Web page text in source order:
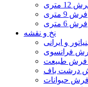
12 متری
فرش 9 متری
فرش 6 متری
نخ و نقشه
و ایرانی
فرانسوی
فرش طبیعت
درشت باف
فرش حیوانات